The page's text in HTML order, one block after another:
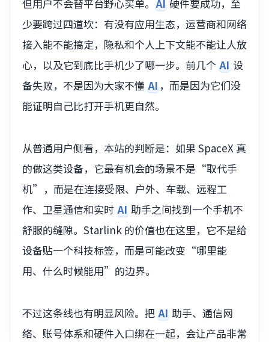
但用户不会替平台野心买单。 AI 硬件要成功，至
少要跨过四道坎：有没有应用生态，运营商和网络
接入能不能搞定，隐私和个人上下文能不能让人放
心，以及它到底比手机少了哪一步。前几个 AI 设
备失败，不是因为大家不懂 AI ，而是因为它们没
能证明自己比打开手机更自然。
从普通用户侧看，本站的判断是：如果 SpaceX 真
的做这类设备，它最有机会的场景不是“取代手
机”，而是在连接受限、户外、车载、远程工
作、卫星通信和实时 AI 助手之间找到一个手机不
舒服的缝隙。Starlink 的价值也在这里，它不是给
设备贴一个科技标签，而是可能改变“哪里能
用、什么时候能用”的边界。
不过这条线也有明显风险。把 AI 助手、通信网
络、账号体系和硬件入口绑在一起，会让产品非常